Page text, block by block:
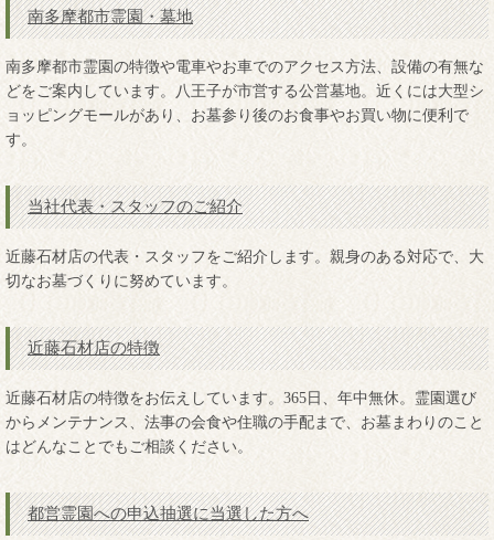
南多摩都市霊園・墓地
南多摩都市霊園の特徴や電車やお車でのアクセス方法、設備の有無な
どをご案内しています。八王子が市営する公営墓地。近くには大型シ
ョッピングモールがあり、お墓参り後のお食事やお買い物に便利で
す。
当社代表・スタッフのご紹介
近藤石材店の代表・スタッフをご紹介します。親身のある対応で、大
切なお墓づくりに努めています。
近藤石材店の特徴
近藤石材店の特徴をお伝えしています。365日、年中無休。霊園選び
からメンテナンス、法事の会食や住職の手配まで、お墓まわりのこと
はどんなことでもご相談ください。
都営霊園への申込抽選に当選した方へ